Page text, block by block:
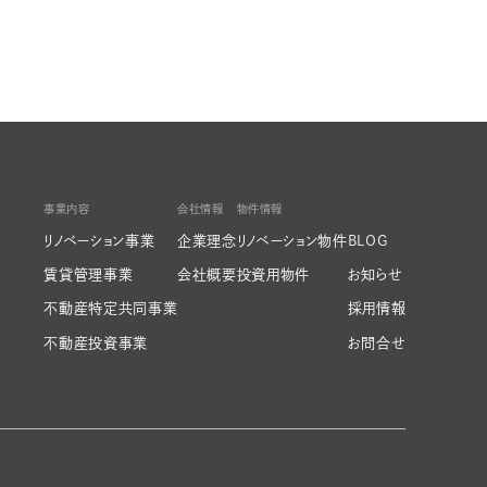
事業内容
リノベーション事業
賃貸管理事業
不動産特定共同事業
不動産投資事業
会社情報
企業理念
会社概要
物件情報
リノベーション物件
投資用物件
BLOG
お知らせ
採用情報
お問合せ